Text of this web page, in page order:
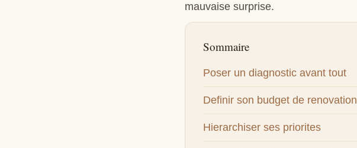
mauvaise surprise.
Sommaire
Poser un diagnostic avant tout
Definir son budget de renovation
Hierarchiser ses priorites